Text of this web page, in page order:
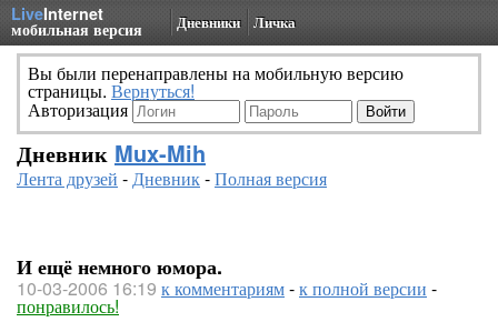
LiveInternet
мобильная версия Дневники Личка
Вы были перенаправлены на мобильную версию
страницы. Вернуться!
Авторизация
Дневник Mux-Mih
Лента друзей -Дневник-Полная версия
И ещё немного юмора.
10-03-2006 16:19 к комментариям-к полной версии -
понравилось!